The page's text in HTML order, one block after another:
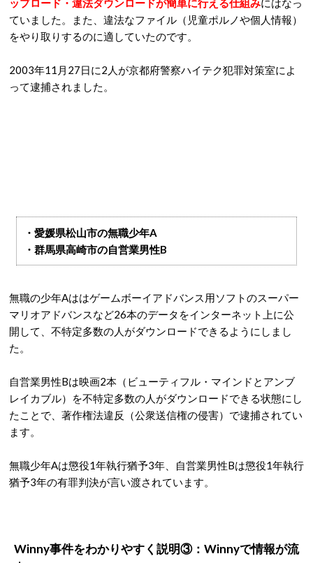
ップロード・違法ダウンロードが簡単に行える仕組みにはなっ
ていました。また、違法なファイル（児童ポルノや個人情報）
をやり取りするのに適していたのです。
2003年11月27日に2人が京都府警察ハイテク犯罪対策室によ
って逮捕されました。
・愛媛県松山市の無職少年A
・群馬県高崎市の自営業男性B
無職の少年Aははゲームボーイアドバンス用ソフトのスーパー
マリオアドバンスなど26本のデータをインターネット上に公
開して、不特定多数の人がダウンロードできるようにしまし
た。
自営業男性Bは映画2本（ビューティフル・マインドとアンブ
レイカブル）を不特定多数の人がダウンロードできる状態にし
たことで、著作権法違反（公衆送信権の侵害）で逮捕されてい
ます。
無職少年Aは懲役1年執行猶予3年、自営業男性Bは懲役1年執行
猶予3年の有罪判決が言い渡されています。
Winny事件をわかりやすく説明③：Winnyで情報が流